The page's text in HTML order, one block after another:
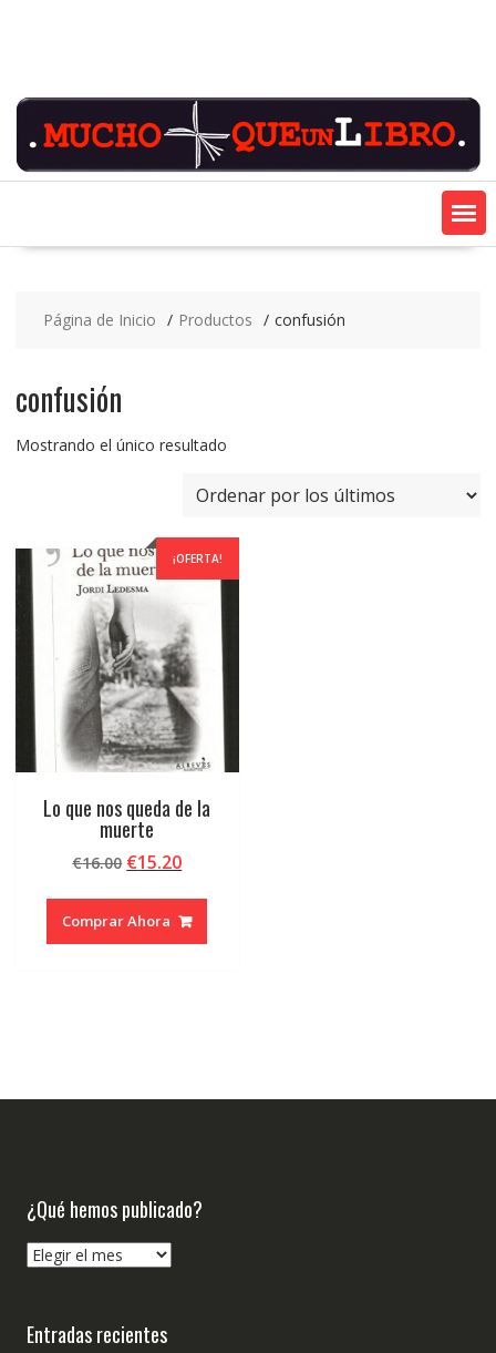
Página de Inicio Productos confusión
confusión
Mostrando el único resultado
¡OFERTA!
Lo que nos queda de la
muerte
€16.00 El
original
era:
€15.20El
actual
es:
Comprar Ahora
¿Qué hemos publicado?
¿Qué
Entradas recientes